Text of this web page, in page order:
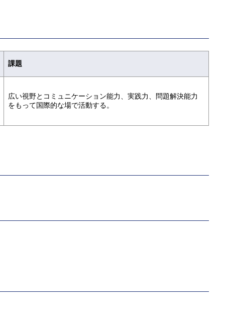
課題
広い視野とコミュニケーション能力、実践力、問題解決能力
をもって国際的な場で活動する。